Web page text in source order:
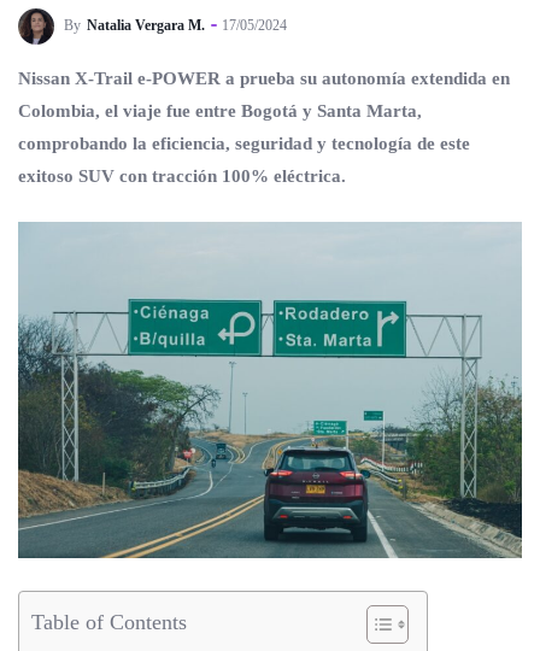
By Natalia Vergara M. 17/05/2024
Nissan X-Trail e-POWER a prueba su autonomía extendida en
Colombia, el viaje fue entre Bogotá y Santa Marta,
comprobando la eficiencia, seguridad y tecnología de este
exitoso SUV con tracción 100% eléctrica.
Table of Contents